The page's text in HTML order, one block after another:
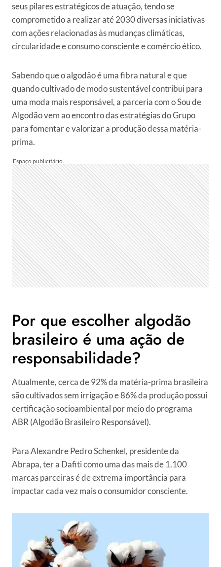
seus pilares estratégicos de atuação, tendo se
comprometido a realizar até 2030 diversas iniciativas
com ações relacionadas às mudanças climáticas,
circularidade e consumo consciente e comércio ético.
Sabendo que o algodão é uma fibra natural e que
quando cultivado de modo sustentável contribui para
uma moda mais responsável, a parceria com o Sou de
Algodão vem ao encontro das estratégias do Grupo
para fomentar e valorizar a produção dessa matéria-
prima.
Por que escolher algodão
brasileiro é uma ação de
responsabilidade?
Atualmente, cerca de 92% da matéria-prima brasileira
são cultivados sem irrigação e 86% da produção possui
certificação socioambiental por meio do programa
ABR (Algodão Brasileiro Responsável).
Para Alexandre Pedro Schenkel, presidente da
Abrapa, ter a Dafiti como uma das mais de 1.100
marcas parceiras é de extrema importância para
impactar cada vez mais o consumidor consciente.